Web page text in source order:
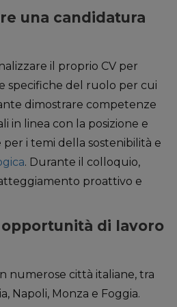
una candidatura
il proprio CV per
specifiche del ruolo per cui
dimostrare competenze
in linea con la posizione e
per i temi della sostenibilità e
. Durante il colloquio,
proattivo e
di lavoro
numerose città italiane, tra
Napoli, Monza e Foggia.